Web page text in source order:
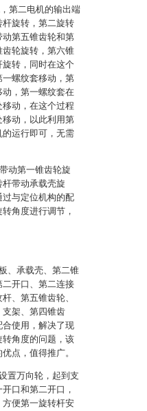
第二电机的输出端
旋转，第二旋转
第五锥齿轮和第
轮旋转，第六锥
转，同时在这个
螺纹套移动，第
，第一螺纹套在
动，在这个过程
动，以此利用第
运行即可，无需
动第一锥齿轮旋
带动承载壳旋
与定位机构的配
角度进行调节，
、承载壳、第二锥
开口、第二连接
、第五锥齿轮、
架、第四锥齿
使用，解决了现
角度的问题，该
点，值得推广。
置万向轮，起到支
口和第二开口，
便第一旋转杆安